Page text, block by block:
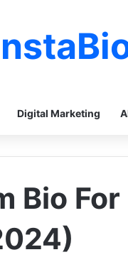
Digital Marketing
Bio For